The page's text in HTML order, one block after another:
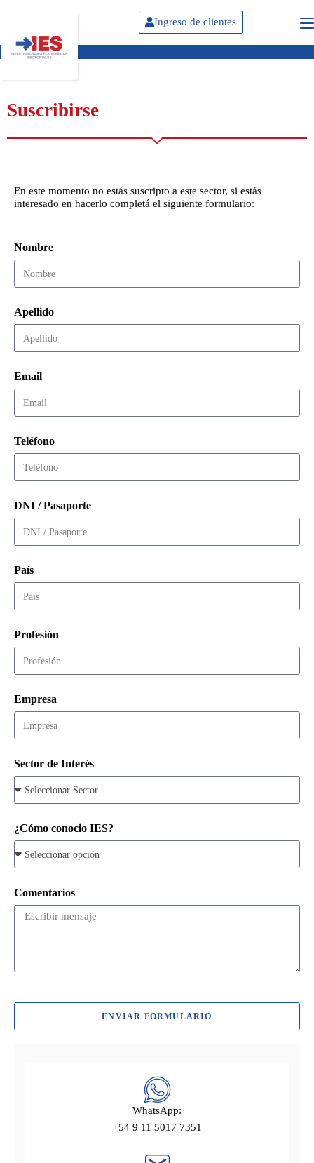
Ingreso de clientes
Suscribirse
En este momento no estás suscripto a este sector, si estás
interesado en hacerlo completá el siguiente formulario:
Nombre
Apellido
Email
Teléfono
DNI / Pasaporte
País
Profesión
Empresa
Sector de Interés
¿Cómo conocio IES?
Comentarios
ENVIAR FORMULARIO
WhatsApp:
+54 9 11 5017 7351